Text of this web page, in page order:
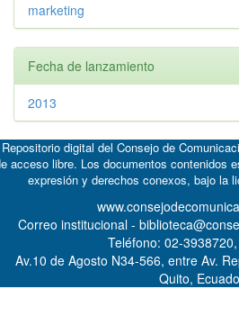
marketing
Fecha de lanzamiento
2013
digital del Consejo de
acceso libre. Los documentos contenidos
expresión y derechos conexos, bajo la
Correo institucional -
Teléfono: 02-
Av.10 de Agosto N34-566, entre Av.
Quito,